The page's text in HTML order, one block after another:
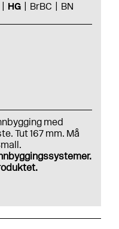
HG BrBC BN
med
Tut 167 mm. Må